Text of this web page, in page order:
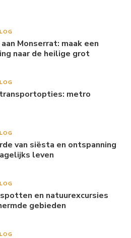
Monserrat: maak een
naar de heilige grot
metro
van siësta en ontspanning
leven
en natuurexcursies
gebieden